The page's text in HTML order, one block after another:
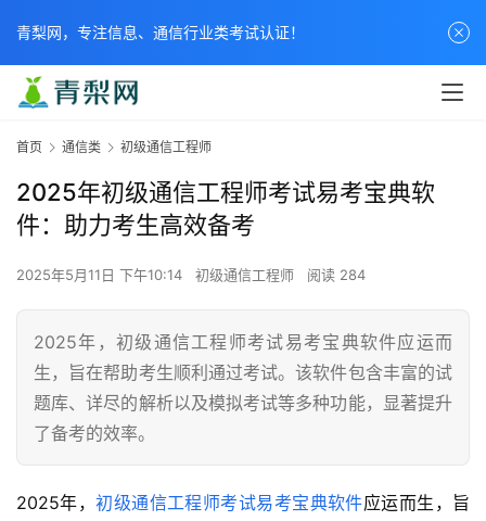
首页 通信类 初级通信工程师
2025年初级通信工程师考试易考宝典软
件：助力考生高效备考
2025年5月11日 下午10:14 初级通信工程师 阅读 284
2025年，初级通信工程师考试易考宝典软件应运而
生，旨在帮助考生顺利通过考试。该软件包含丰富的试
题库、详尽的解析以及模拟考试等多种功能，显著提升
了备考的效率。
2025年，初级通信工程师考试易考宝典软件应运而生，旨
青梨网，专注信息、通信行业类考试认证！